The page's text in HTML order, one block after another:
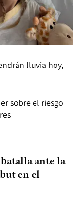
lluvia hoy,
sobre el riesgo
batalla ante la
en el